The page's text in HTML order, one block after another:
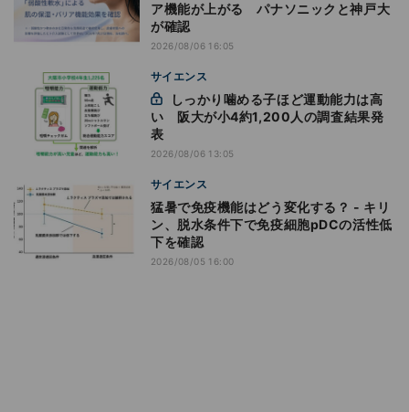
ア機能が上がる パナソニックと神戸大
が確認
2026/08/06 16:05
サイエンス
い 阪大が小4約1,200人の調査結果発
表
2026/08/06 13:05
サイエンス
猛暑で免疫機能はどう変化する？ - キリ
ン、脱水条件下で免疫細胞pDCの活性低
下を確認
2026/08/05 16:00